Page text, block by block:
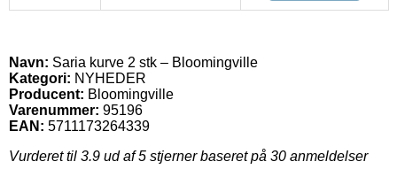
Navn: Saria kurve 2 stk – Bloomingville
Kategori: NYHEDER
Producent: Bloomingville
Varenummer: 95196
EAN: 5711173264339
Vurderet til 3.9 ud af 5 stjerner baseret på 30 anmeldelser